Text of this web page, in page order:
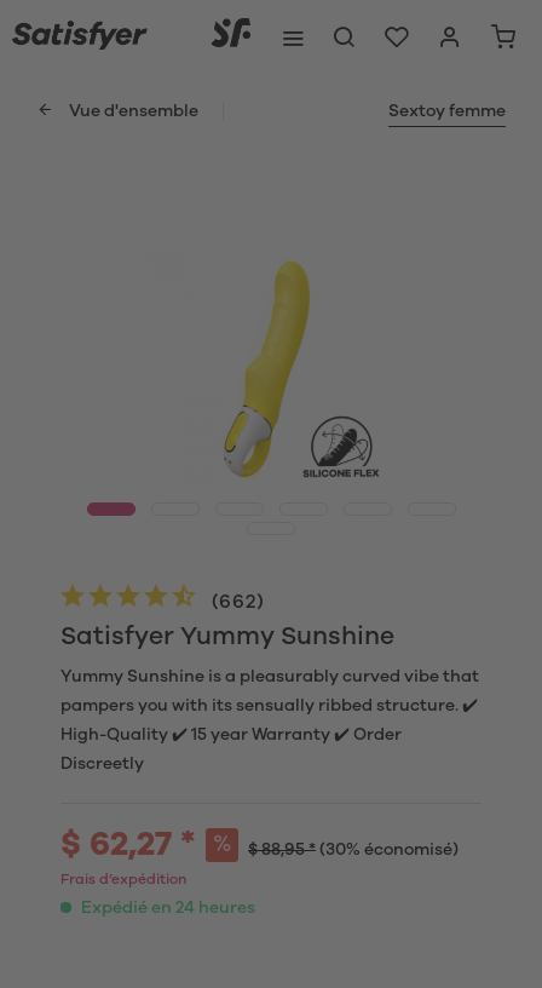
Vue d'ensemble Sextoy femme
Satisfyer Yummy Sunshine
(662)
Yummy Sunshine is a pleasurably curved vibe that
pampers you with its sensually ribbed structure. ✔️
High-Quality ✔️ 15 year Warranty ✔️ Order
Discreetly
$ 62,27 * $ 88,95 * (30% économisé)
Frais d’expédition
Expédié en 24 heures